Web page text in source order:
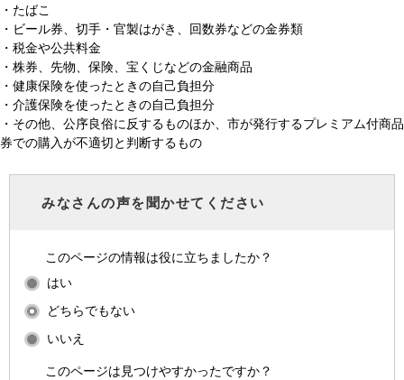
・たばこ
・ビール券、切手・官製はがき、回数券などの金券類
・税金や公共料金
・株券、先物、保険、宝くじなどの金融商品
・健康保険を使ったときの自己負担分
・介護保険を使ったときの自己負担分
・その他、公序良俗に反するものほか、市が発行するプレミアム付商品
券での購入が不適切と判断するもの ​
みなさんの声を聞かせてください
このページの情報は役に立ちましたか？
はい
どちらでもない
いいえ
このページは見つけやすかったですか？